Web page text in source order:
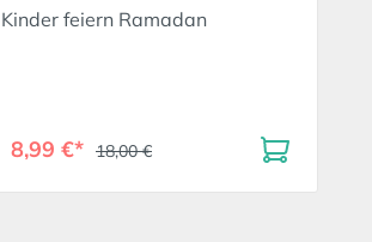
Kinder feiern Ramadan
8,99 €* 18,00 €